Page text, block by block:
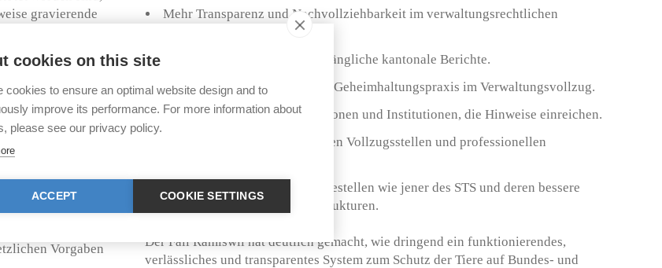
gravierende
SO, Hefenhofen
handelt.
der für die
die
ihre Hinweise
erschwert die
Stellen.
oder dem
Gleichzeitig fehlen
über den Stand
Vorgaben
Mehr Transparenz und Nachvollziehbarkeit im verwaltungsrechtlichen
Verpflichtende, öffentlich zugängliche kantonale Berichte.
Eine Überprüfung der strikten Geheimhaltungspraxis im Verwaltungsvollzug.
Klare Rückmeldungen an Personen und Institutionen, die Hinweise einreichen.
Ein engerer Austausch zwischen Vollzugsstellen und professionellen
Der Ausbau bestehender Meldestellen wie jener des STS und deren bessere
Vernetzung mit kantonalen Strukturen.
Der Fall Ramiswil hat deutlich gemacht, wie dringend ein funktionierendes,
verlässliches und transparentes System zum Schutz der Tiere auf Bundes- und
cookies on this site
cookies to ensure an optimal website design and to
improve its performance. For more information about
please see our privacy policy.
ACCEPT COOKIE SETTINGS